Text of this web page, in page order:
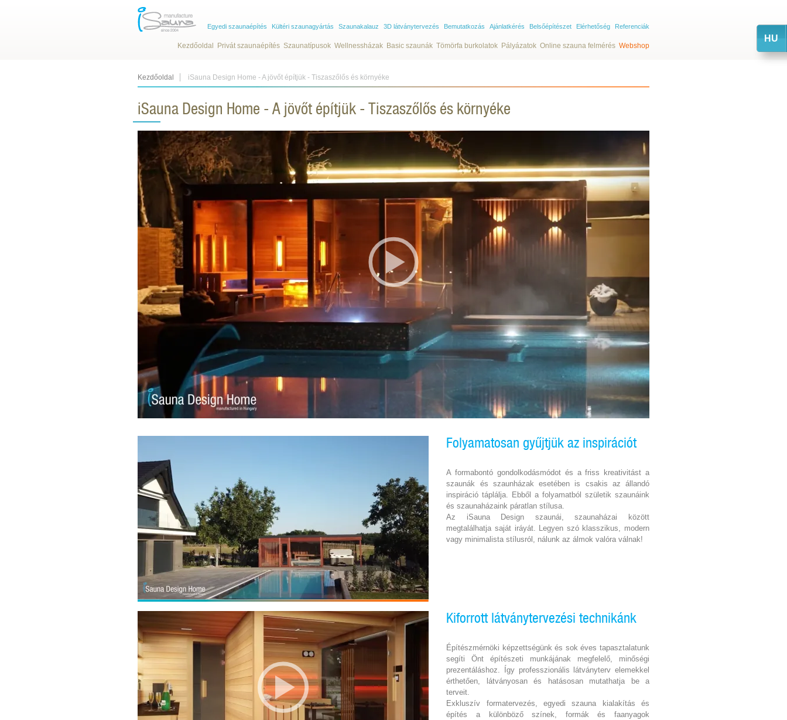
Egyedi szaunaépítés Kültéri szaunagyártás Szaunakalauz 3D látványtervezés Bemutatkozás Ajánlatkérés Belsőépítészet Elérhetőség Referenciák
Kezdőoldal Privát szaunaépítés Szaunatípusok Wellnessházak Basic szaunák Tömörfa burkolatok Pályázatok Online szauna felmérés Webshop
Kezdőoldal iSauna Design Home - A jövőt építjük - Tiszaszőlős és környéke
iSauna Design Home - A jövőt építjük - Tiszaszőlős és környéke
Folyamatosan gyűjtjük az inspirációt
A formabontó gondolkodásmódot és a friss kreativitást a
szaunák és szaunházak esetében is csakis az állandó
inspiráció táplálja. Ebből a folyamatból születik szaunáink
és szaunaházaink páratlan stílusa.
Az iSauna Design szaunái, szaunaházai között
megtalálhatja saját iráyát. Legyen szó klasszikus, modern
vagy minimalista stílusról, nálunk az álmok valóra válnak!
Kiforrott látványtervezési technikánk
Építészmérnöki képzettségünk és sok éves tapasztalatunk
segíti Önt építészeti munkájának megfelelő, minőségi
prezentáláshoz. Így professzionális látványterv elemekkel
érthetően, látványosan és hatásosan mutathatja be a
terveit.
Exkluszív formatervezés, egyedi szauna kialakítás és
építés a különböző színek, formák és faanyagok
HU